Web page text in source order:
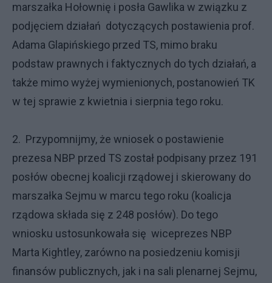
marszałka Hołownię i posła Gawlika w związku z
podjęciem działań dotyczących postawienia prof.
Adama Glapińskiego przed TS, mimo braku
podstaw prawnych i faktycznych do tych działań, a
także mimo wyżej wymienionych, postanowień TK
w tej sprawie z kwietnia i sierpnia tego roku.
2. Przypomnijmy, że wniosek o postawienie
prezesa NBP przed TS został podpisany przez 191
posłów obecnej koalicji rządowej i skierowany do
marszałka Sejmu w marcu tego roku (koalicja
rządowa składa się z 248 posłów). Do tego
wniosku ustosunkowała się wiceprezes NBP
Marta Kightley, zarówno na posiedzeniu komisji
finansów publicznych, jak i na sali plenarnej Sejmu,